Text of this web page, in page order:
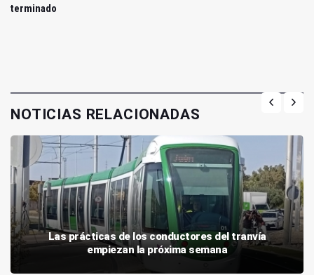
terminado
NOTICIAS RELACIONADAS
Las prácticas de los conductores del tranvía
empiezan la próxima semana